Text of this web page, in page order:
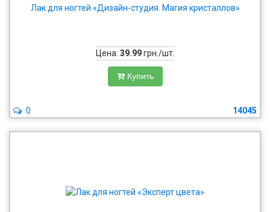
Лак для ногтей «Дизайн-студия. Магия кристаллов»
Цена: 39.99грн./шт.
Купить
14045
0